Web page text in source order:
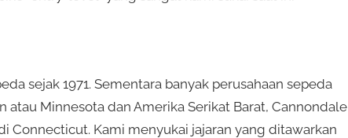
sejak 1971. Sementara banyak perusahaan sepeda
Minnesota dan Amerika Serikat Barat, Cannondale
Connecticut. Kami menyukai jajaran yang ditawarkan